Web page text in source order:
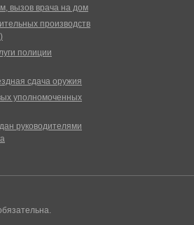
вызов врача на дом
производств
полиции
сдача оружия
уполномоченных
руководителями